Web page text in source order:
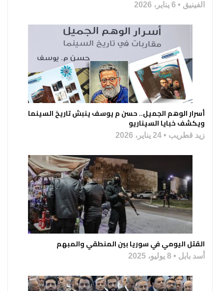
الفينيق 6 يناير، 2026
أسرار الوهم الجميل.. حسن م يوسف ينبش تاريخ السينما
ويكشف خبايا السيناريو
زيد قطريب 24 يناير، 2026
القتل اليومي في سوريا بين المنطقي والمبهم
أسد بابل 8 يوليو، 2025